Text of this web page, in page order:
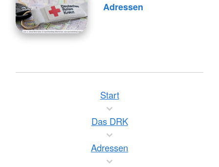
Adressen
Start
Das DRK
Adressen